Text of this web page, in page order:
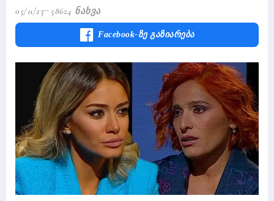
05/11/23 58624 Ნახვა
Facebook-Ზე Გაზიარება